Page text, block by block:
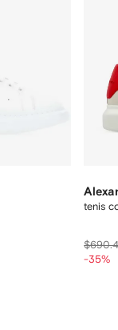
tenis
-35%